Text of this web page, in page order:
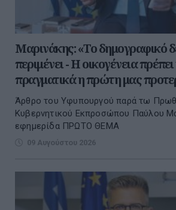
Μαρινάκης: «Το δημογραφικό
περιμένει - Η οικογένεια πρέπει
πραγματικά η πρώτη μας
Άρθρο του Υφυπουργού παρά τω
Κυβερνητικού Εκπροσώπου Παύλου
εφημερίδα ΠΡΩΤΟ ΘΕΜΑ
09 Αυγούστου 2026